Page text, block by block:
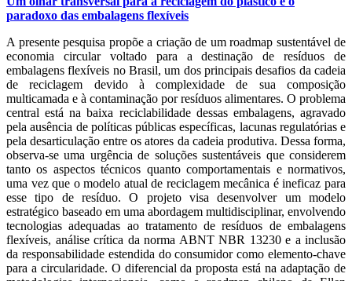
paradoxo das embalagens flexíveis
A presente pesquisa propõe a criação de um roadmap sustentável de
economia circular voltado para a destinação de resíduos de
embalagens flexíveis no Brasil, um dos principais desafios da cadeia
de reciclagem devido à complexidade de sua composição
multicamada e à contaminação por resíduos alimentares. O problema
central está na baixa reciclabilidade dessas embalagens, agravado
pela ausência de políticas públicas específicas, lacunas regulatórias e
pela desarticulação entre os atores da cadeia produtiva. Dessa forma,
observa-se uma urgência de soluções sustentáveis que considerem
tanto os aspectos técnicos quanto comportamentais e normativos,
uma vez que o modelo atual de reciclagem mecânica é ineficaz para
esse tipo de resíduo. O projeto visa desenvolver um modelo
estratégico baseado em uma abordagem multidisciplinar, envolvendo
tecnologias adequadas ao tratamento de resíduos de embalagens
flexíveis, análise crítica da norma ABNT NBR 13230 e a inclusão
da responsabilidade estendida do consumidor como elemento-chave
para a circularidade. O diferencial da proposta está na adaptação de